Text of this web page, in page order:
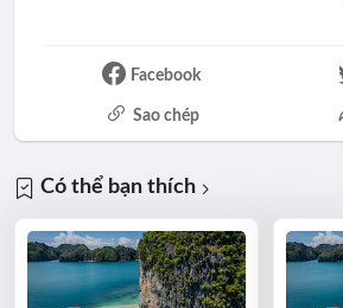
Facebook
Sao chép
Có thể bạn thích